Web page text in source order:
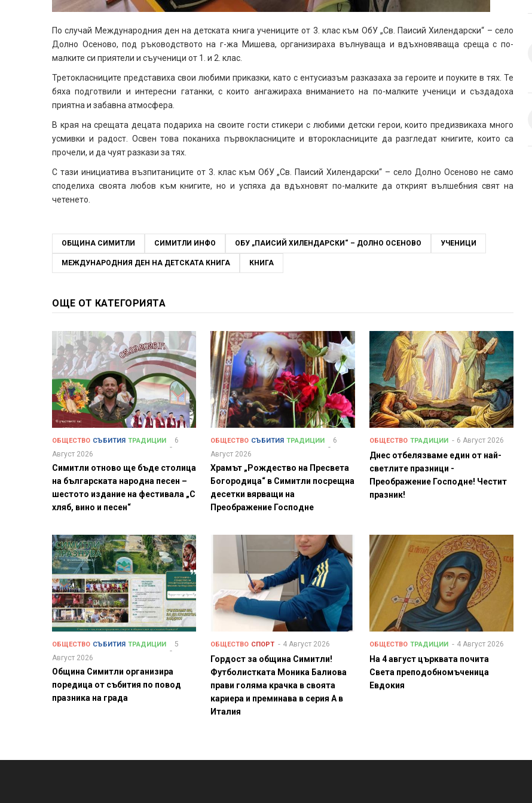
По случай Международния ден на детската книга учениците от 3. клас към ОбУ „Св. Паисий Хилендарски“ – село
Долно Осеново, под ръководството на г-жа Мишева, организираха вълнуваща и вдъхновяваща среща с по-
малките си приятели и съученици от 1. и 2. клас.
Третокласниците представиха свои любими приказки, като с ентусиазъм разказаха за героите и поуките в тях. Те
бяха подготвили и интересни гатанки, с които ангажираха вниманието на по-малките ученици и създадоха
приятна и забавна атмосфера.
В края на срещата децата подариха на своите гости стикери с любими детски герои, които предизвикаха много
усмивки и радост. Освен това поканиха първокласниците и второкласниците да разгледат книгите, които са
прочели, и да чуят разкази за тях.
С тази инициатива възпитаниците от 3. клас към ОбУ „Св. Паисий Хилендарски“ – село Долно Осеново не само
споделиха своята любов към книгите, но и успяха да вдъхновят по-малките да открият вълшебния свят на
четенето.
ОБЩИНА СИМИТЛИ СИМИТЛИ ИНФО ОБУ „ПАИСИЙ ХИЛЕНДАРСКИ“ – ДОЛНО ОСЕНОВО УЧЕНИЦИ
МЕЖДУНАРОДНИЯ ДЕН НА ДЕТСКАТА КНИГА КНИГА
ОЩЕ ОТ КАТЕГОРИЯТА
ОБЩЕСТВО СЪБИТИЯ ТРАДИЦИИ
6
Август 2026
Симитли отново ще бъде столица
на българската народна песен –
шестото издание на фестивала „С
хляб, вино и песен“
ОБЩЕСТВО СЪБИТИЯ ТРАДИЦИИ
6
Август 2026
Храмът „Рождество на Пресвета
Богородица“ в Симитли посрещна
десетки вярващи на
Преображение Господне
ОБЩЕСТВО ТРАДИЦИИ 6 Август 2026
Днес отбелязваме един от най-
светлите празници -
Преображение Господне! Честит
празник!
ОБЩЕСТВО СЪБИТИЯ ТРАДИЦИИ
5
Август 2026
Община Симитли организира
поредица от събития по повод
празника на града
ОБЩЕСТВО СПОРТ 4 Август 2026
Гордост за община Симитли!
Футболистката Моника Балиова
прави голяма крачка в своята
кариера и преминава в серия А в
Италия
ОБЩЕСТВО ТРАДИЦИИ 4 Август 2026
На 4 август църквата почита
Света преподобномъченица
Евдокия